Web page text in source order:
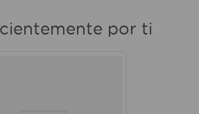
por ti